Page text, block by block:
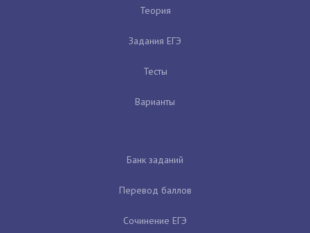
Теория
Задания ЕГЭ
Тесты
Варианты
Банк заданий
Перевод баллов
Сочинение ЕГЭ